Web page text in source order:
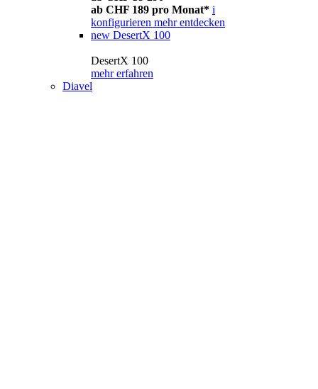
ab CHF 189 pro Monat* i
konfigurieren mehr entdecken
new DesertX 100
DesertX 100
mehr erfahren
Diavel